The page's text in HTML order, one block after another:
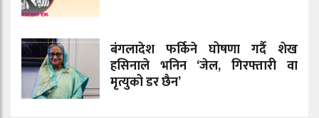
बंगलादेश फर्किने घोषणा गर्दै शेख
हसिनाले भनिन ‘जेल, गिरफ्तारी वा
मृत्युको डर छैन’